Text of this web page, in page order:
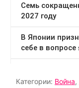
Категории: Война,